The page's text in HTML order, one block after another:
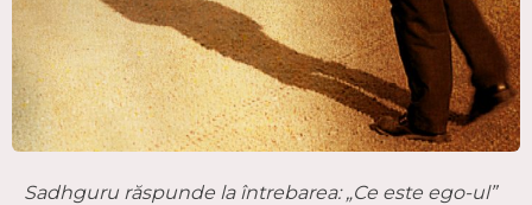
Sadhguru răspunde la întrebarea: „Ce este ego-ul”